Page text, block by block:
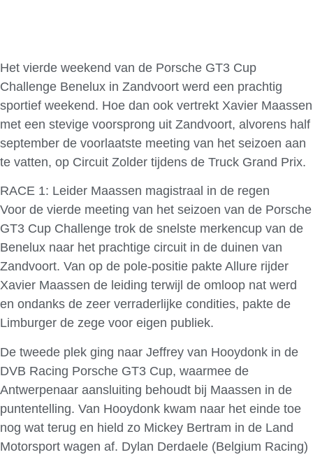
Het vierde weekend van de Porsche GT3 Cup
Challenge Benelux in Zandvoort werd een prachtig
sportief weekend. Hoe dan ook vertrekt Xavier Maassen
met een stevige voorsprong uit Zandvoort, alvorens half
september de voorlaatste meeting van het seizoen aan
te vatten, op Circuit Zolder tijdens de Truck Grand Prix.
RACE 1: Leider Maassen magistraal in de regen
Voor de vierde meeting van het seizoen van de Porsche
GT3 Cup Challenge trok de snelste merkencup van de
Benelux naar het prachtige circuit in de duinen van
Zandvoort. Van op de pole-positie pakte Allure rijder
Xavier Maassen de leiding terwijl de omloop nat werd
en ondanks de zeer verraderlijke condities, pakte de
Limburger de zege voor eigen publiek.
De tweede plek ging naar Jeffrey van Hooydonk in de
DVB Racing Porsche GT3 Cup, waarmee de
Antwerpenaar aansluiting behoudt bij Maassen in de
puntentelling. Van Hooydonk kwam naar het einde toe
nog wat terug en hield zo Mickey Bertram in de Land
Motorsport wagen af. Dylan Derdaele (Belgium Racing)